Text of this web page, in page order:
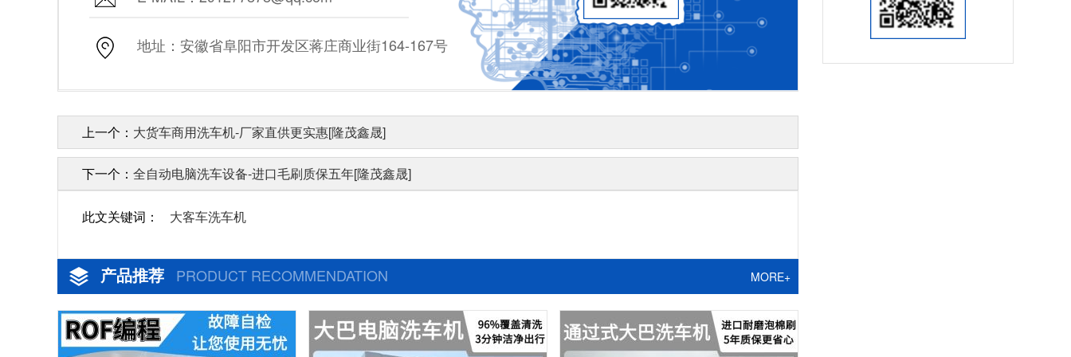
地址：安徽省阜阳市开发区蒋庄商业街164-167号
上一个： 大货车商用洗车机-厂家直供更实惠[隆茂鑫晟]
下一个： 全自动电脑洗车设备-进口毛刷质保五年[隆茂鑫晟]
此文关键词： 大客车洗车机
产品推荐 PRODUCT RECOMMENDATION MORE+